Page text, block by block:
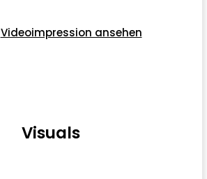
Videoimpression ansehen
Visuals